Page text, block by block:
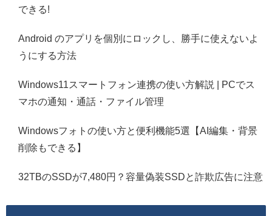
できる!
Android のアプリを個別にロックし、勝手に使えないよ
うにする方法
Windows11スマートフォン連携の使い方解説 | PCでス
マホの通知・通話・ファイル管理
Windowsフォトの使い方と便利機能5選【AI編集・背景
削除もできる】
32TBのSSDが7,480円？容量偽装SSDと詐欺広告に注意